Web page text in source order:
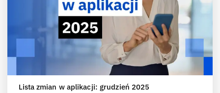
Lista zmian w aplikacji: grudzień 2025